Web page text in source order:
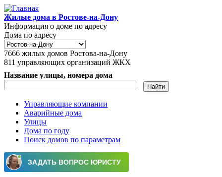
Перейти к основному содержанию
Жилые дома в Ростове-на-Дону
Информация о доме по адресу
Дома по адресу
7666 жилых домов Ростова-на-Дону
811 управляющих организаций ЖКХ
Название улицы, номера дома
Главное меню
Управляющие компании
Аварийные дома
Улицы
Дома по году
Поиск домов по параметрам